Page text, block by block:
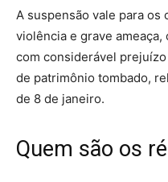
A suspensão vale para os
violência e grave
com considerável
de patrimônio tombado,
de 8 de janeiro.
Quem são os